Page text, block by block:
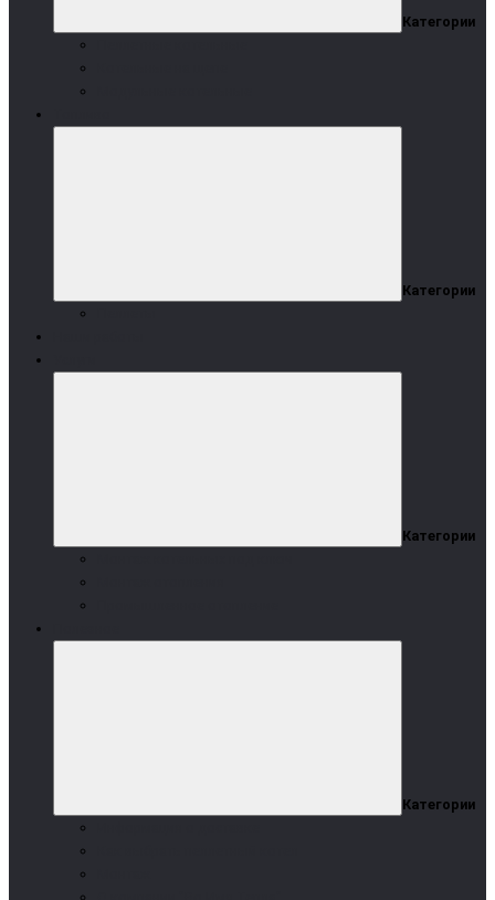
Категории
Категории
Категории
Категории